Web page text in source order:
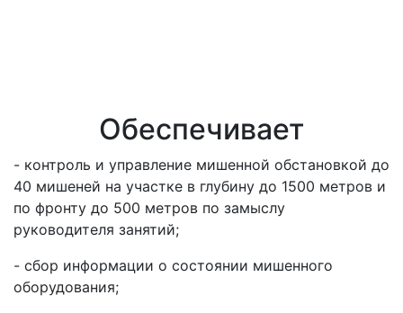
Обеспечивает
- контроль и управление мишенной обстановкой до
40 мишеней на участке в глубину до 1500 метров и
по фронту до 500 метров по замыслу
руководителя занятий;
- сбор информации о состоянии мишенного
оборудования;